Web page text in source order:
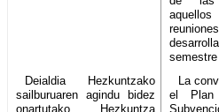
Deialdia Hezkuntzako
sailburuaren agindu bidez
onartutako Hezkuntza
La
el Plan